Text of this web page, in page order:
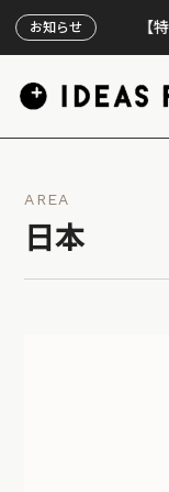
お知らせ【特設サイ
AREA
日本